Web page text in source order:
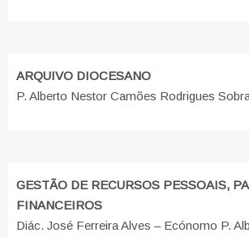
ARQUIVO DIOCESANO
P. Alberto Nestor Camões Rodrigues
GESTÃO DE RECURSOS PESSOAIS,
FINANCEIROS
Diác. José Ferreira Alves – Ecónomo P.